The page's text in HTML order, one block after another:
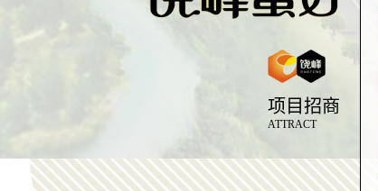
项目招商
ATTRACT